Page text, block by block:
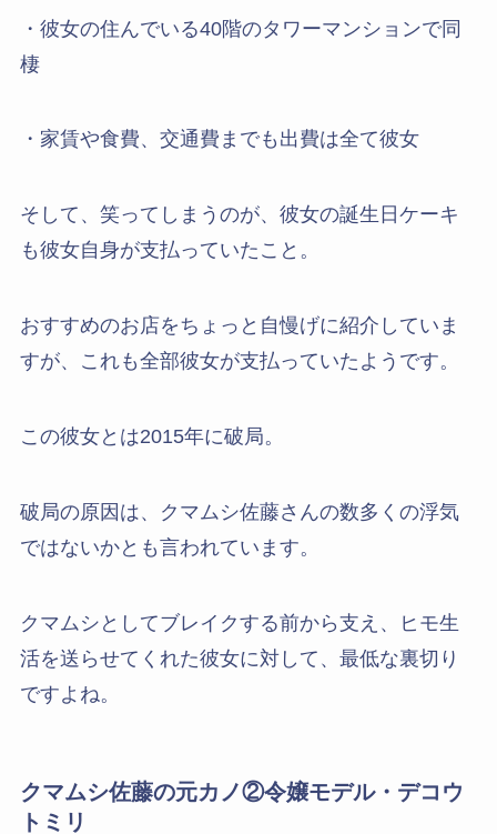
・彼女の住んでいる40階のタワーマンションで同
棲
・家賃や食費、交通費までも出費は全て彼女
そして、笑ってしまうのが、彼女の誕生日ケーキ
も彼女自身が支払っていたこと。
おすすめのお店をちょっと自慢げに紹介していま
すが、これも全部彼女が支払っていたようです。
この彼女とは2015年に破局。
破局の原因は、クマムシ佐藤さんの数多くの浮気
ではないかとも言われています。
クマムシとしてブレイクする前から支え、ヒモ生
活を送らせてくれた彼女に対して、最低な裏切り
ですよね。
クマムシ佐藤の元カノ②令嬢モデル・デコウ
トミリ